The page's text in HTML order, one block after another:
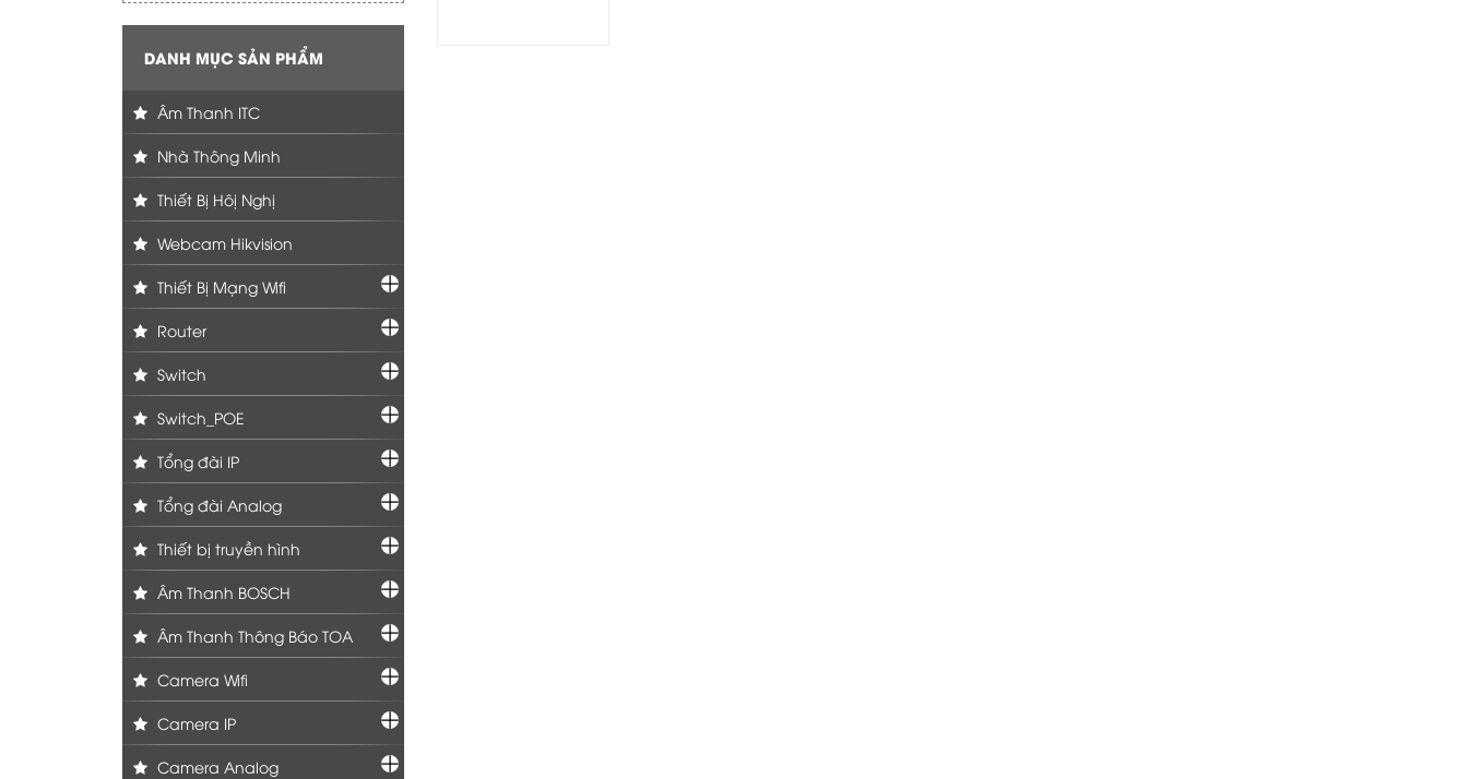
DANH MỤC SẢN PHẨM
Âm Thanh ITC
Nhà Thông Minh
Thiết Bị Hôị Nghị
Webcam Hikvision
Thiết Bị Mạng Wifi
Router
Switch
Switch_POE
Tổng đài IP
Tổng đài Analog
Thiết bị truyền hình
Âm Thanh BOSCH
Âm Thanh Thông Báo TOA
Camera Wifi
Camera IP
Camera Analog